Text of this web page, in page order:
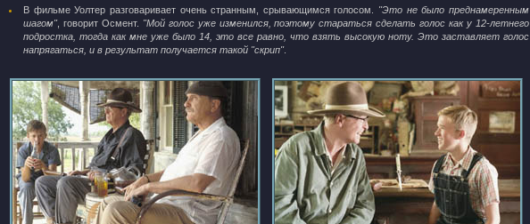
В фильме Уолтер разговаривает очень странным, срывающимся голосом. "Это не было преднамеренным
шагом", говорит Осмент. "Мой голос уже изменился, поэтому стараться сделать голос как у 12-летнего
подростка, тогда как мне уже было 14, это все равно, что взять высокую ноту. Это заставляет голос
напрягаться, и в результат получается такой "скрип".